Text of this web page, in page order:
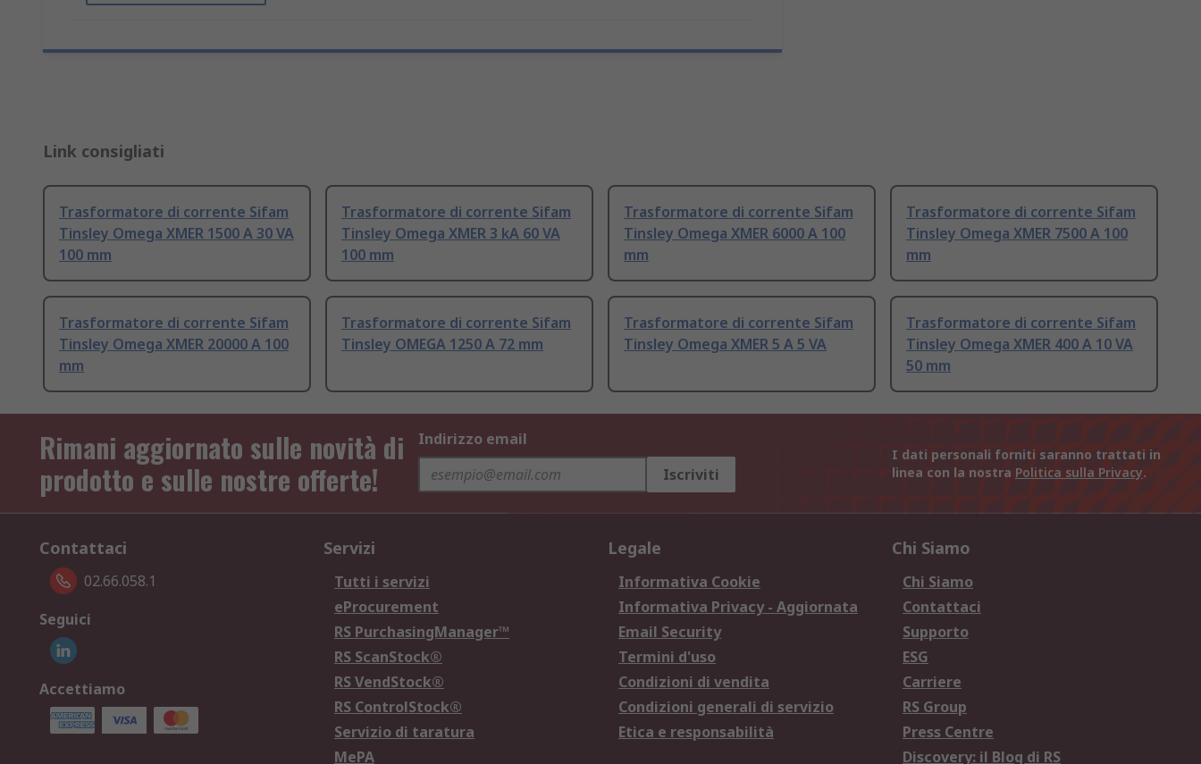
Link consigliati
Trasformatore di corrente Sifam
Tinsley Omega XMER 1500 A 30 VA
100 mm
Trasformatore di corrente Sifam
Tinsley Omega XMER 3 kA 60 VA
100 mm
Trasformatore di corrente Sifam
Tinsley Omega XMER 6000 A 100
mm
Trasformatore di corrente Sifam
Tinsley Omega XMER 7500 A 100
mm
Trasformatore di corrente Sifam
Tinsley Omega XMER 20000 A 100
mm
Trasformatore di corrente Sifam
Tinsley OMEGA 1250 A 72 mm
Trasformatore di corrente Sifam
Tinsley Omega XMER 5 A 5 VA
Trasformatore di corrente Sifam
Tinsley Omega XMER 400 A 10 VA
50 mm
Rimani aggiornato sulle novità di
prodotto e sulle nostre offerte!
Indirizzo email
Iscriviti
I dati personali forniti saranno trattati in
linea con la nostra Politica sulla Privacy.
Contattaci
02.66.058.1
Seguici
Accettiamo
Servizi
Tutti i servizi
eProcurement
RS PurchasingManager™
RS ScanStock®
RS VendStock®
RS ControlStock®
Servizio di taratura
MePA
Legale
Informativa Cookie
Informativa Privacy - Aggiornata
Email Security
Termini d'uso
Condizioni di vendita
Condizioni generali di servizio
Etica e responsabilità
Chi Siamo
Chi Siamo
Contattaci
Supporto
ESG
Carriere
RS Group
Press Centre
Discovery: il Blog di RS